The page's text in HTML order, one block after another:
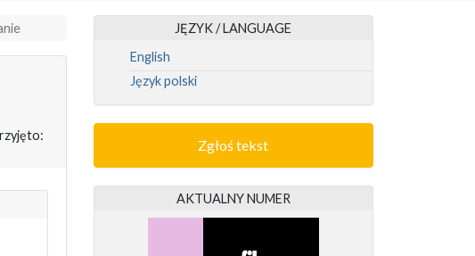
JĘZYK / LANGUAGE
English
Język polski
Zgłoś tekst
AKTUALNY NUMER